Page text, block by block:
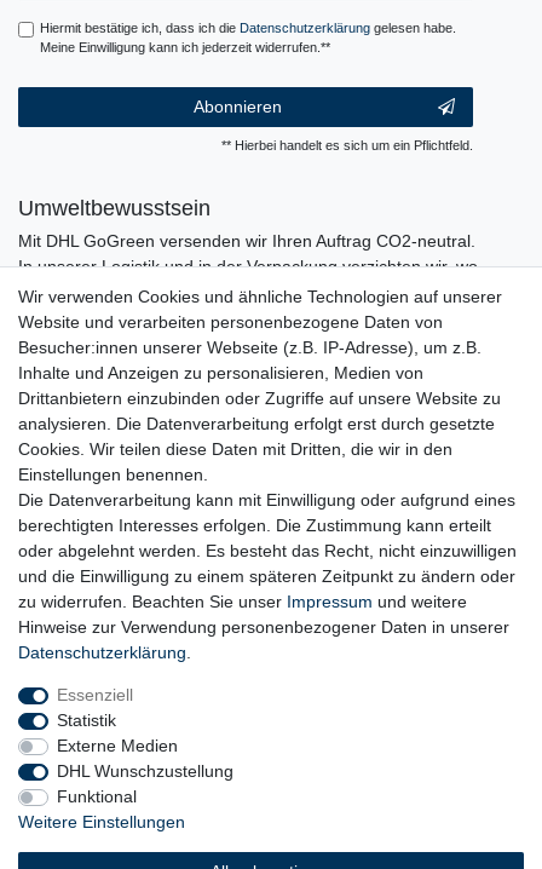
Hiermit bestätige ich, dass ich die Daten­schutz­erklärunggelesen habe.
Meine Einwilligung kann ich jederzeit widerrufen.**
Abonnieren
** Hierbei handelt es sich um ein Pflichtfeld.
Umweltbewusstsein
Mit DHL GoGreen versenden wir Ihren Auftrag CO2-neutral.
In unserer Logistik und in der Verpackung verzichten wir, wo
immer es möglich ist, auf den Einsatz von Kunststoffen und
Plastik.
Widerrufs­recht
Wir verwenden Cookies und ähnliche Technologien auf unserer
Website und verarbeiten personenbezogene Daten von
Besucher:innen unserer Webseite (z.B. IP-Adresse), um z.B.
Inhalte und Anzeigen zu personalisieren, Medien von
Drittanbietern einzubinden oder Zugriffe auf unsere Website zu
analysieren. Die Datenverarbeitung erfolgt erst durch gesetzte
Cookies. Wir teilen diese Daten mit Dritten, die wir in den
Einstellungen benennen.
Die Datenverarbeitung kann mit Einwilligung oder aufgrund eines
berechtigten Interesses erfolgen. Die Zustimmung kann erteilt
oder abgelehnt werden. Es besteht das Recht, nicht einzuwilligen
und die Einwilligung zu einem späteren Zeitpunkt zu ändern oder
zu widerrufen. Beachten Sie unser Impressum und weitere
Hinweise zur Verwendung personenbezogener Daten in unserer
Daten­schutz­erklärung
Essenziell
Statistik
Externe Medien
DHL Wunschzustellung
Funktional
Weitere Einstellungen